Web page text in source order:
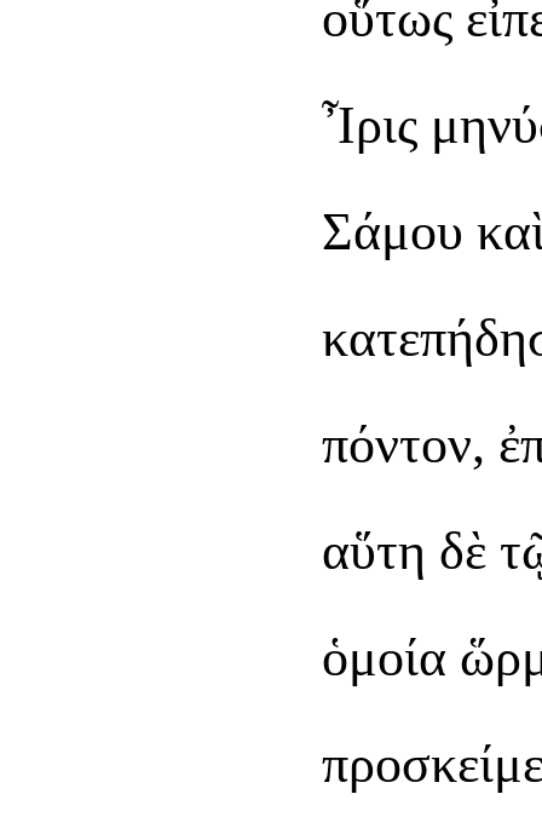
οὕτως
Ἶρις
Σάμου
πόντον,
αὕτη δὲ
ὁμοία